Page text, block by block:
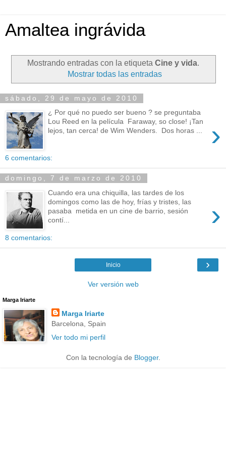
Amaltea ingrávida
Mostrando entradas con la etiqueta Cine y vida.
Mostrar todas las entradas
sábado, 29 de mayo de 2010
›
¿ Por qué no puedo ser bueno ? se preguntaba
Lou Reed en la película Faraway, so close! ¡Tan
lejos, tan cerca! de Wim Wenders. Dos horas ...
6 comentarios:
domingo, 7 de marzo de 2010
›
Cuando era una chiquilla, las tardes de los
domingos como las de hoy, frías y tristes, las
pasaba metida en un cine de barrio, sesión
contí...
8 comentarios:
›
Inicio
Ver versión web
Marga Iriarte
Marga Iriarte
Barcelona, Spain
Ver todo mi perfil
Con la tecnología de Blogger.